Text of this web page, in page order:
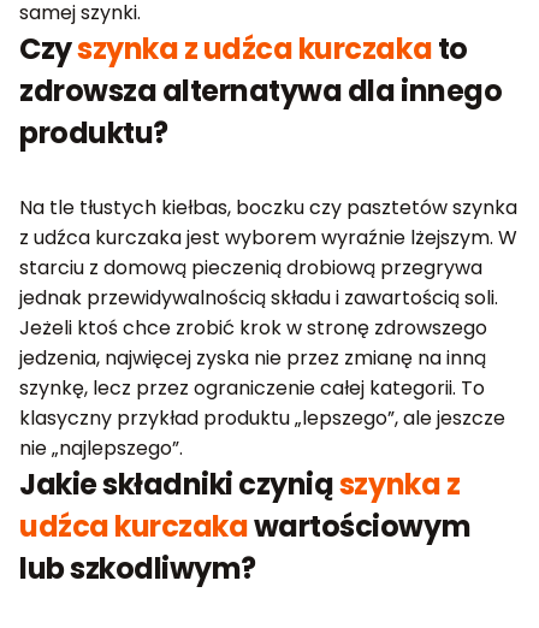
samej szynki.
Czyszynka z udźca kurczakato
zdrowsza alternatywa dla innego
produktu?
Na tle tłustych kiełbas, boczku czy pasztetów szynka
z udźca kurczaka jest wyborem wyraźnie lżejszym. W
starciu z domową pieczenią drobiową przegrywa
jednak przewidywalnością składu i zawartością soli.
Jeżeli ktoś chce zrobić krok w stronę zdrowszego
jedzenia, najwięcej zyska nie przez zmianę na inną
szynkę, lecz przez ograniczenie całej kategorii. To
klasyczny przykład produktu „lepszego”, ale jeszcze
nie „najlepszego”.
Jakie składniki czyniąszynka z
udźca kurczakawartościowym
lub szkodliwym?